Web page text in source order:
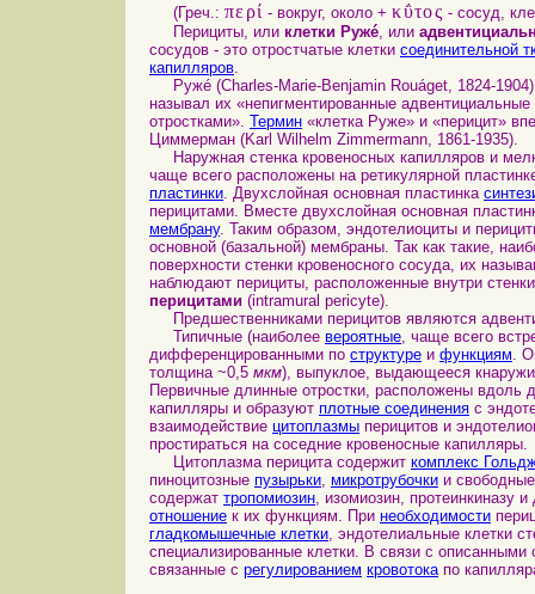
(Греч.: περί - вокруг, около +κΰτος - сосуд,
Перициты, или клетки Ружé, или
сосудов - это отростчатые клетки соединительной
капилляров.
Ружé (Charles-Marie-Benjamin Rouáget, 1824-
называл их «непигментированные
отростками». Термин «клетка Руже» и «перицит»
Циммерман (Karl Wilhelm Zimmermann, 1861-1935).
Наружная стенка кровеносных капилляров и
чаще всего расположены на ретикулярной
пластинки. Двухслойная основная пластинка
перицитами. Вместе двухслойная основная
мембрану. Таким образом, эндотелиоциты и
основной (базальной) мембраны. Так как такие,
поверхности стенки кровеносного сосуда, их
наблюдают перициты, расположенные внутри
перицитами (intramural pericyte).
Предшественниками перицитов являются
Типичные (наиболее вероятные, чаще всего
дифференцированными по структуре и функциям.
толщина ~0,5 мкм), выпуклое, выдающееся
Первичные длинные отростки, расположены вдоль
капилляры и образуют плотные соединения с
взаимодействие цитоплазмы перицитов и
простираться на соседние кровеносные капилляры.
Цитоплазма перицита содержит комплекс
пиноцитозные пузырьки, микротрубочки и
содержат тропомиозин, изомиозин, протеинкиназу
отношение к их функциям. При необходимости
гладкомышечные клетки, эндотелиальные клетки
специализированные клетки. В связи с
связанные с регулированием кровотокапо